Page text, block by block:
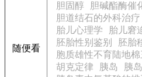
随便看
胆固醇 胆碱酯酶催
胆道结石的外科治疗
胎儿心理学
胎儿窘
胚胎性别鉴别
胚胎
胞质雄性不育陆地棉
胡克定律
胰岛 胰